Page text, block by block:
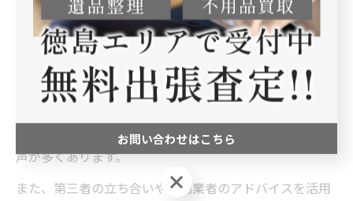
い、文書やリストにまとめておきましょう。
例えば、形見分けや思い出の品をリスト化し、誰がどの
品を受け取るかを明確にすることで、後から「自分の希
望が反映されていない」といった不満を防げます。実際
に家族会議を開いた例では、全員の意見を聞きながら合
意形成を進めたことで、円満に遺品整理が進んだという
声が多くあります。
また、第三者の立ち合いや専門業者のアドバイスを活用
お問い合わせはこちら
お問い合わせはこちら